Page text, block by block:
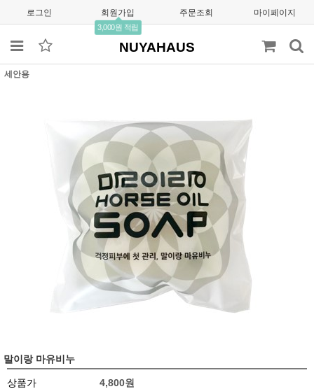
로그인 회원가입
3,000원 적립
주문조회 마이페이지
NUYAHAUS
세안용
말이랑 마유비누
상품가 4,800원